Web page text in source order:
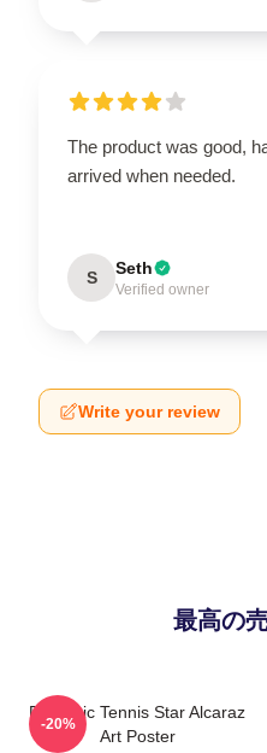
The product was good,
arrived when needed.
S Seth
Verified owner
Write your review
最高の
Dynamic Tennis Star Alcaraz
Art Poster
-20%